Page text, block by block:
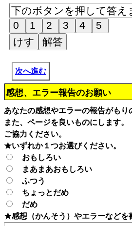
次へ進む
感想、エラー報告のお願い
あなたの感想やエラーの報告がもり
また、ページを良いものにします。
ご協力ください。
★いずれか１つお選びください。
おもしろい
まあまあおもしろい
ふつう
ちょっとだめ
だめ
★感想（かんそう）やエラーなどを